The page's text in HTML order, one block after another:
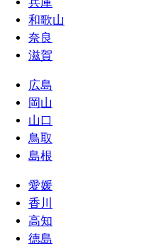
和歌山
奈良
滋賀
広島
岡山
山口
鳥取
島根
愛媛
香川
高知
徳島